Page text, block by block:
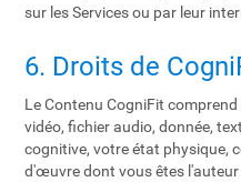
sur les Services ou par leur
6. Droits de
Le Contenu CogniFit
vidéo, fichier audio, donnée,
cognitive, votre état physique,
d'œuvre dont vous êtes